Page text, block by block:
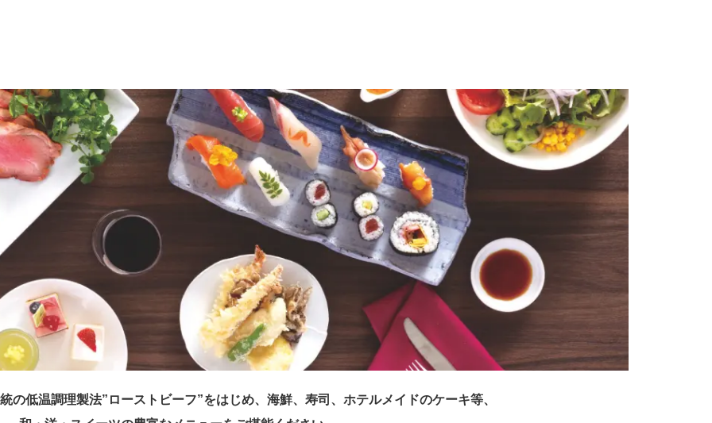
の低温調理製法”ローストビーフ”をはじめ、海鮮、寿司、ホテルメイドのケーキ等、